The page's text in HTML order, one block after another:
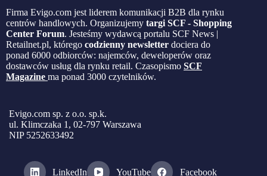
Firma Evigo.com jest liderem komunikacji B2B dla rynku
centrów handlowych. Organizujemy targi SCF - Shopping
Center Forum. Jesteśmy wydawcą portalu SCF News |
Retailnet.pl, którego codzienny newsletter dociera do
ponad 6000 odbiorców: najemców, deweloperów oraz
dostawców usług dla rynku retail. Czasopismo SCF
Magazine ma ponad 3000 czytelników.
Evigo.com sp. z o.o. sp.k.
ul. Klimczaka 1, 02-797 Warszawa
NIP 5252633492
LinkedIn YouTube Facebook